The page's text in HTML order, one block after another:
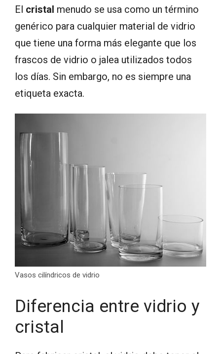
El cristal menudo se usa como un término
genérico para cualquier material de vidrio
que tiene una forma más elegante que los
frascos de vidrio o jalea utilizados todos
los días. Sin embargo, no es siempre una
etiqueta exacta.
Vasos cilíndricos de vidrio
Diferencia entre vidrio y
cristal